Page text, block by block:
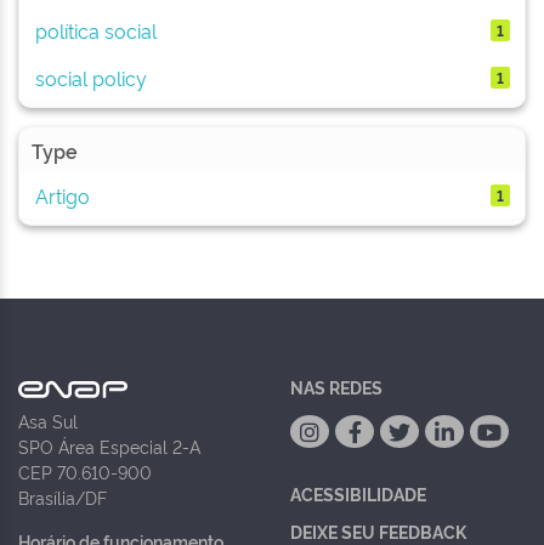
política social 1
social policy 1
Type
Artigo
1
Asa Sul
SPO Área Especial 2-A
CEP 70.610-900
Brasília/DF
NAS REDES
ACESSIBILIDADE
DEIXE SEU FEEDBACK